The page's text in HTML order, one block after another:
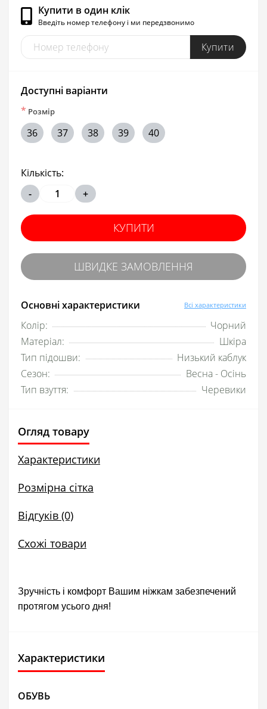
Купити в один клік
Введіть номер телефону і ми передзвонимо
Купити
Основні характеристики Всі характеристики
Колір:
Чорний
Матеріал:
Шкіра
Тип підошви:
Низький каблук
Сезон:
Весна - Осінь
Тип взуття:
Черевики
Доступні варіанти
* Розмір
36 37 38 39 40
Кількість:
-
+
КУПИТИ
ШВИДКЕ ЗАМОВЛЕННЯ
Огляд товару
Характеристики
Розмірна сітка
Відгуків (0)
Схожі товари
Зручність і комфорт Вашим ніжкам забезпечений
протягом усього дня!
Характеристики
ОБУВЬ